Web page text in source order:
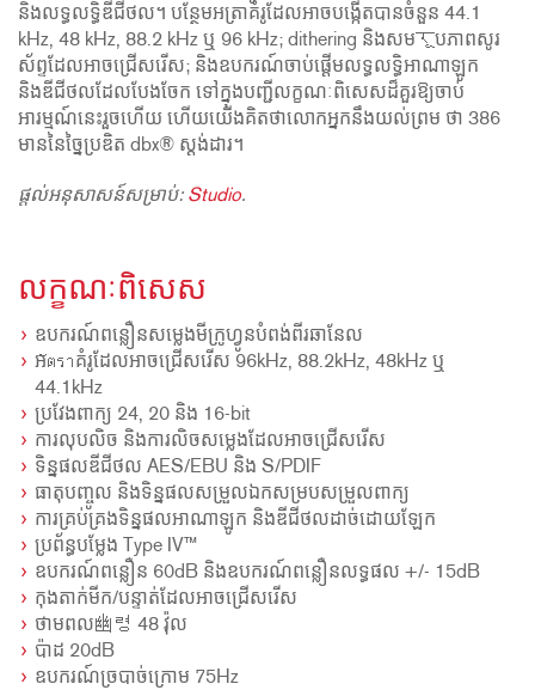
និងលទ្ធលទ្ធិឌីជីថល។ បន្ថែមអត្រាគំរូដែលអាចបង្កើតបានចំនួន 44.1
kHz, 48 kHz, 88.2 kHz ឬ 96 kHz; dithering និងសមरূបភាពសូរ
ស័ព្ទដែលអាចជ្រើសរើស; និងឧបករណ៍ចាប់ផ្តើមលទ្ធលទ្ធិអាណាឡូក
និងឌីជីថលដែលបែងចែក ទៅក្នុងបញ្ជីលក្ខណៈពិសេសដ៏គួរឱ្យចាប់
អារម្មណ៍នេះរួចហើយ ហើយយើងគិតថាលោកអ្នកនឹងយល់ព្រម ថា 386
មាននៃច្នៃប្រឌិត dbx® ស្តង់ដារ។
ផ្តល់អនុសាសន៍សម្រាប់: Studio.
លក្ខណៈពិសេស
ឧបករណ៍ពន្លឿនសម្លេងមីក្រូហ្វូនបំពង់ពីរឆានែល
អัตราគំរូដែលអាចជ្រើសរើស 96kHz, 88.2kHz, 48kHz ឬ
44.1kHz
ប្រវែងពាក្យ 24, 20 និង 16-bit
ការលុបលិច និងការលិចសម្លេងដែលអាចជ្រើសរើស
ទិន្នផលឌីជីថល AES/EBU និង S/PDIF
ធាតុបញ្ចូល និងទិន្នផលសម្រួលឯកសម្របសម្រួលពាក្យ
ការគ្រប់គ្រងទិន្នផលអាណាឡូក និងឌីជីថលដាច់ដោយឡែក
ប្រព័ន្ធបម្លែង Type IV™
ឧបករណ៍ពន្លឿន 60dB និងឧបករណ៍ពន្លឿនលទ្ធផល +/- 15dB
កុងតាក់មីក/បន្ទាត់ដែលអាចជ្រើសរើស
ថាមពល幽령 48 វ៉ុល
ប៉ាដ 20dB
ឧបករណ៍ច្របាច់ក្រោម 75Hz